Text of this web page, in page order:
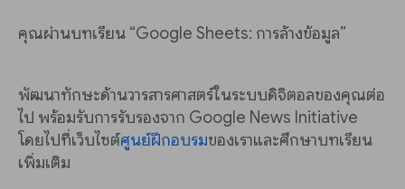
คุณผ่านบทเรียน “Google Sheets: การล้างข้อมูล”
พัฒนาทักษะด้านวารสารศาสตร์ในระบบดิจิตอลของคุณต่อ
ไป พร้อมรับการรับรองจาก Google News Initiative
โดยไปที่เว็บไซต์ศูนย์ฝึกอบรมของเราและศึกษาบทเรียน
เพิ่มเติม